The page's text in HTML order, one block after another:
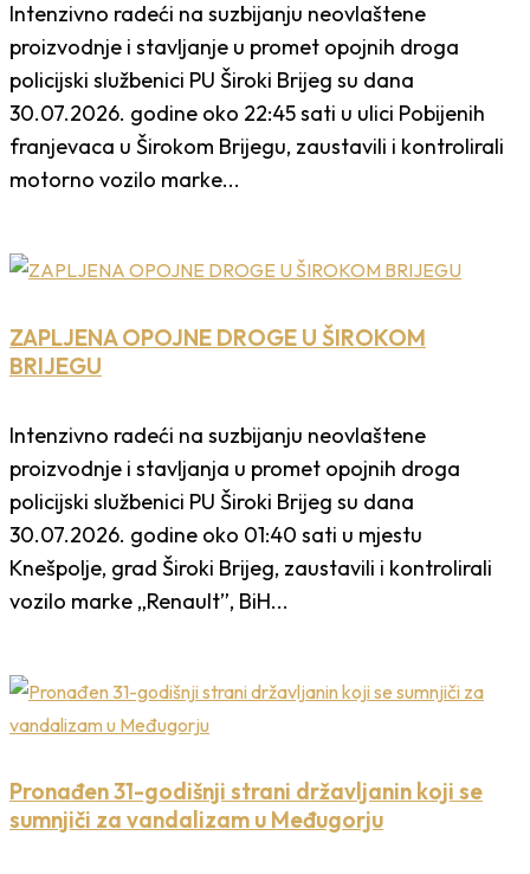
Intenzivno radeći na suzbijanju neovlaštene
proizvodnje i stavljanje u promet opojnih droga
policijski službenici PU Široki Brijeg su dana
30.07.2026. godine oko 22:45 sati u ulici Pobijenih
franjevaca u Širokom Brijegu, zaustavili i kontrolirali
motorno vozilo marke...
ZAPLJENA OPOJNE DROGE U ŠIROKOM
BRIJEGU
Intenzivno radeći na suzbijanju neovlaštene
proizvodnje i stavljanja u promet opojnih droga
policijski službenici PU Široki Brijeg su dana
30.07.2026. godine oko 01:40 sati u mjestu
Knešpolje, grad Široki Brijeg, zaustavili i kontrolirali
vozilo marke „Renault”, BiH...
Pronađen 31-godišnji strani državljanin koji se
sumnjiči za vandalizam u Međugorju